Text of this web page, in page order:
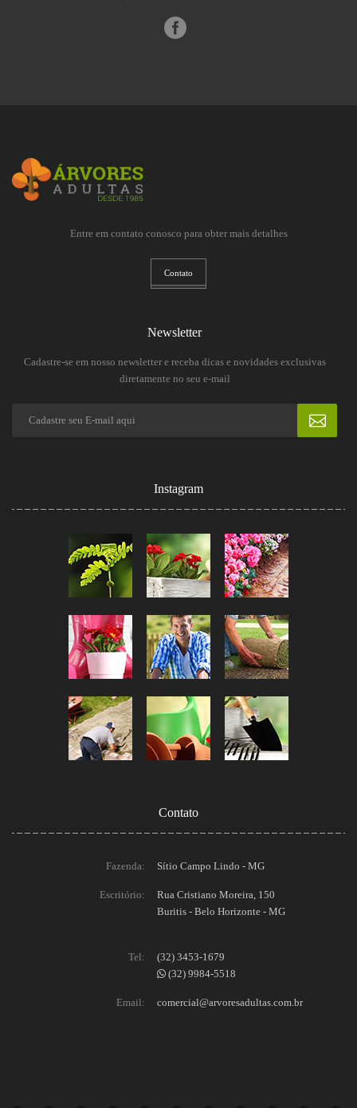
Entre em contato conosco para obter mais detalhes
Contato
Newsletter
Cadastre-se em nosso newsletter e receba dicas e novidades exclusivas
diretamente no seu e-mail
Instagram
Contato
Fazenda: Sítio Campo Lindo - MG
Escritório:
Rua Cristiano Moreira, 150
Buritis - Belo Horizonte - MG
Tel:
(32) 3453-1679
(32) 9984-5518
Email: comercial@arvoresadultas.com.br